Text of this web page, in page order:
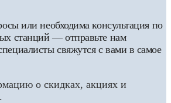
или необходима консультация по
станций — отправьте нам
свяжутся с вами в самое
о скидках, акциях и